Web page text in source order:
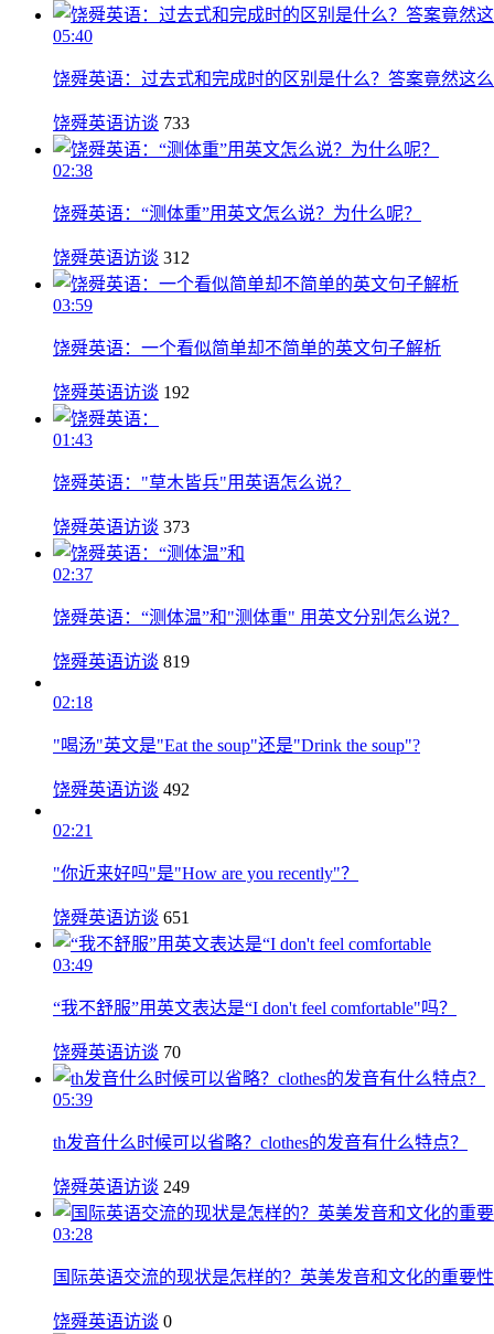
05:40
饶舜英语：过去式和完成时的区别是什么？答案竟然这
饶舜英语访谈 733
02:38
饶舜英语：“测体重”用英文怎么说？为什么呢？
饶舜英语访谈 312
03:59
饶舜英语：一个看似简单却不简单的英文句子解析
饶舜英语访谈 192
01:43
饶舜英语："草木皆兵"用英语怎么说？
饶舜英语访谈 373
02:37
饶舜英语：“测体温”和"测体重" 用英文分别怎么说？
饶舜英语访谈 819
02:18
"喝汤"英文是"Eat the soup"还是"Drink the soup"?
饶舜英语访谈 492
02:21
"你近来好吗"是"How are you recently"？
饶舜英语访谈 651
03:49
“我不舒服”用英文表达是“I don't feel comfortable"吗？
饶舜英语访谈 70
05:39
th发音什么时候可以省略？clothes的发音有什么特点？
饶舜英语访谈 249
03:28
国际英语交流的现状是怎样的？英美发音和文化的重要
饶舜英语访谈 0